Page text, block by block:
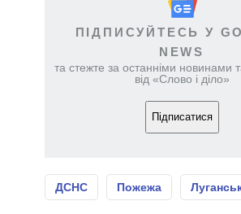
ПІДПИСУЙТЕСЬ У
NEWS
та стежте за останніми новинами
від «Слово і діло»
Підписатися
ДСНС Пожежа